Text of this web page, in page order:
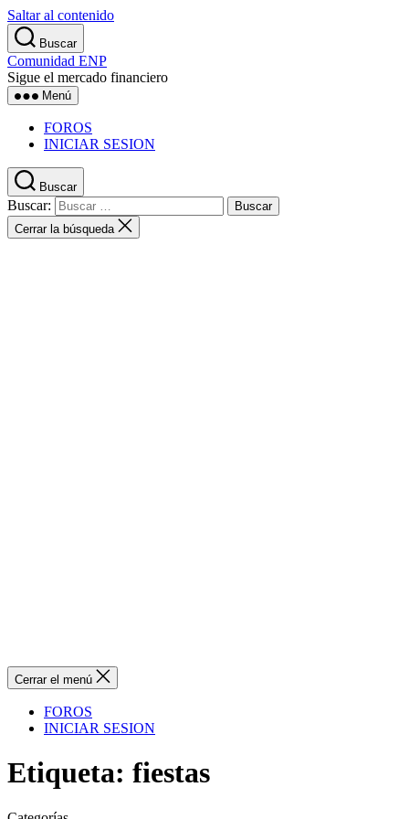
Saltar al contenido
Buscar
Comunidad ENP
Sigue el mercado financiero
Menú
FOROS
INICIAR SESION
Buscar
Buscar:
Cerrar la búsqueda
Cerrar el menú
FOROS
INICIAR SESION
Etiqueta: fiestas